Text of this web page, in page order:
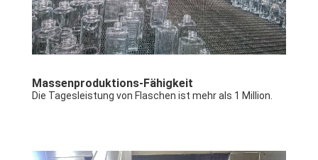
Massenproduktions-Fähigkeit
Die Tagesleistung von Flaschen ist mehr als 1 Million.